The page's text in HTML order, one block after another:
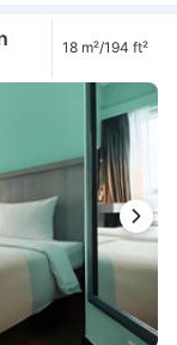
18 m²/194 ft²